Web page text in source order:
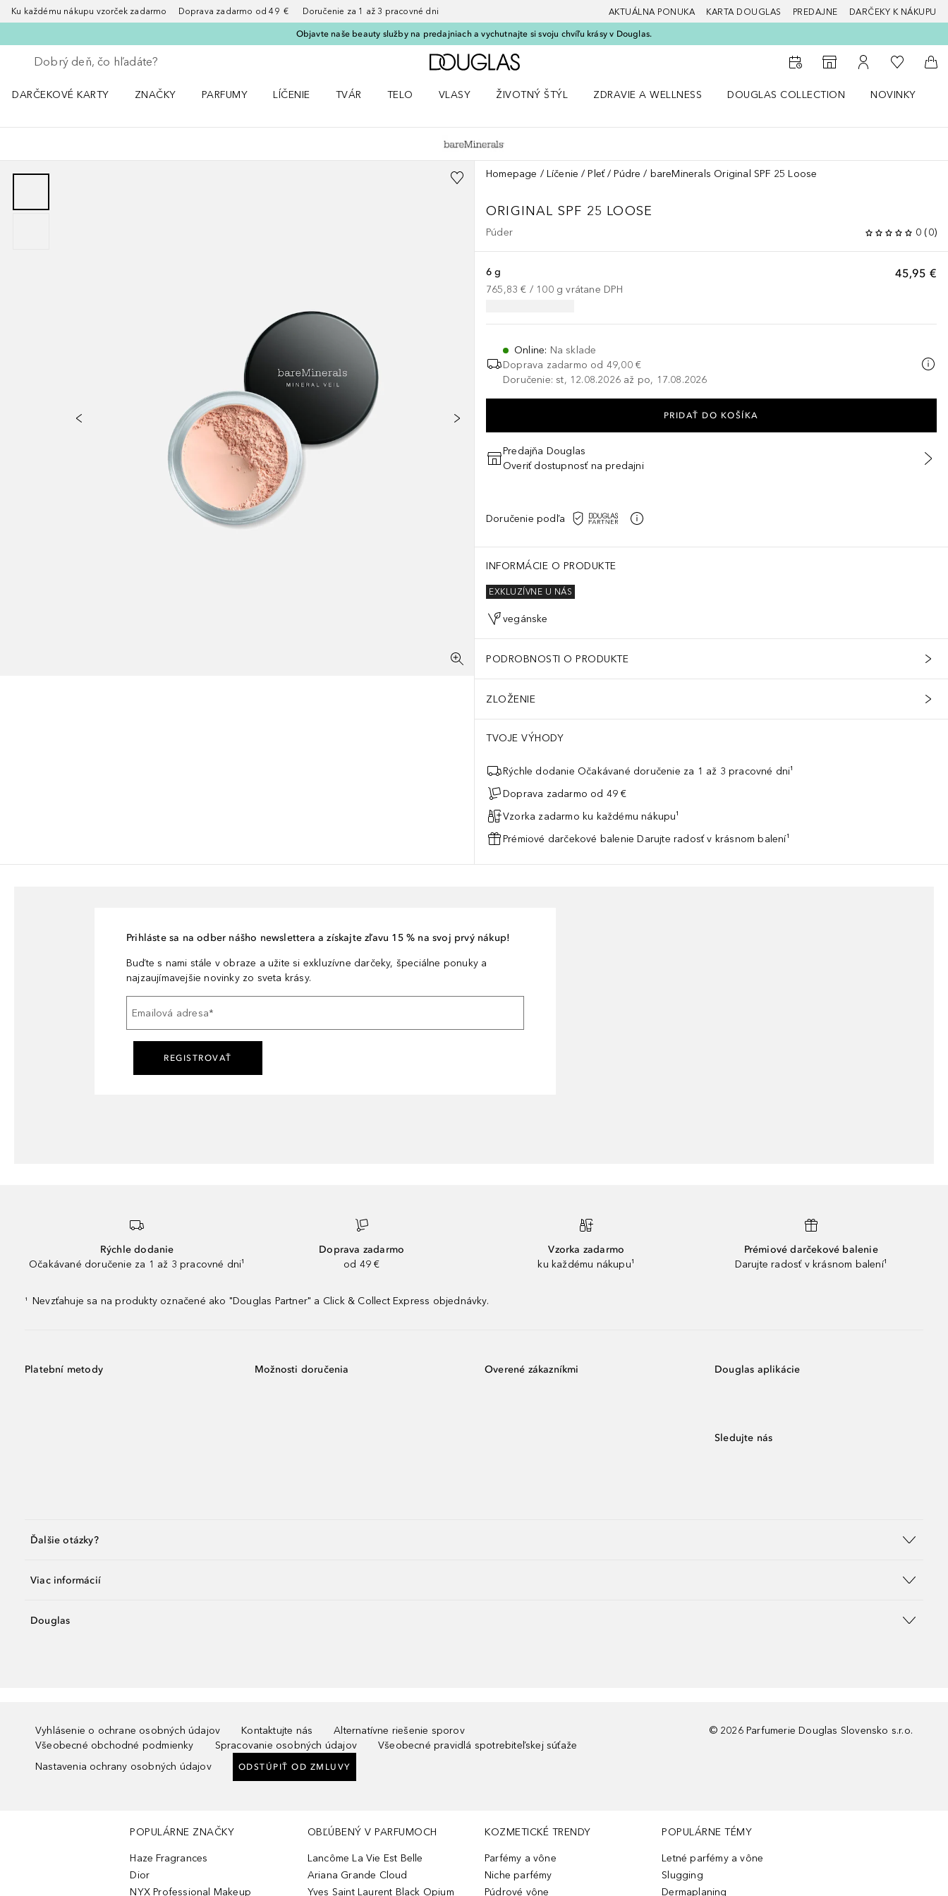
Ku každému nákupu vzorček zadarmo Doprava zadarmo od 49 € Doručenie za 1 až 3 pracovné dni AKTUÁLNA PONUKA KARTA DOUGLAS PREDAJNE DARČEKY K NÁKUPU
Objavte naše beauty služby na predajniach a vychutnajte si svoju chvíľu krásy v Douglas.
Choď späť
Vykonajte vyhľadávanie
Domov
Do vyhľadávača predajní
Do môjho účtu
Do môjho
Do
DARČEKOVÉ KARTY
ZNAČKY
PARFUMY
LÍČENIE
TVÁR
TELO
VLASY
ŽIVOTNÝ ŠTÝL
ZDRAVIE A WELLNESS
DOUGLAS COLLECTION
NOVINKY
Homepage Líčenie Pleť Púdre bareMinerals Original SPF 25 Loose
ORIGINAL SPF 25 LOOSE
Púder 0 (0)
45,95 €
6 g
765,83 € / 100 g vrátane DPH
Online: Na sklade
Doprava zadarmo od 49,00 €
Doručenie: st, 12.08.2026 až po, 17.08.2026
PRIDAŤ DO KOŠÍKA
Predajňa Douglas
Overiť dostupnosť na predajni
Doručenie podľa
INFORMÁCIE O PRODUKTE
EXKLUZÍVNE U NÁS
vegánske
PODROBNOSTI O PRODUKTE
ZLOŽENIE
TVOJE VÝHODY
Rýchle dodanie Očakávané doručenie za 1 až 3 pracovné dni¹
Doprava zadarmo od 49 €
Vzorka zadarmo ku každému nákupu¹
Prémiové darčekové balenie Darujte radosť v krásnom balení¹
Prihláste sa na odber nášho newslettera a získajte zľavu 15 % na svoj prvý nákup!
Buďte s nami stále v obraze a užite si exkluzívne darčeky, špeciálne ponuky a
najzaujímavejšie novinky zo sveta krásy.
Emailová adresa*
REGISTROVAŤ
Rýchle dodanie
Očakávané doručenie za 1 až 3 pracovné dni¹
Doprava zadarmo
od 49 €
Vzorka zadarmo
ku každému nákupu¹
Prémiové darčekové balenie
Darujte radosť v krásnom balení¹
¹ Nevzťahuje sa na produkty označené ako "Douglas Partner" a Click & Collect Express objednávky.
Platební metody Možnosti doručenia Overené zákazníkmi Douglas aplikácie
Sledujte nás
Ďalšie otázky?
Viac informácií
Douglas
Vyhlásenie o ochrane osobných údajov Kontaktujte nás
Alternatívne riešenie sporov
Všeobecné obchodné podmienky
Spracovanie osobných údajov
Všeobecné pravidlá spotrebiteľskej súťaže
Nastavenia ochrany osobných údajov
ODSTÚPIŤ OD ZMLUVY
© 2026 Parfumerie Douglas Slovensko s.r.o.
POPULÁRNE ZNAČKY
Haze Fragrances
Dior
NYX Professional Makeup
OBĽÚBENÝ V PARFUMOCH
Lancôme La Vie Est Belle
Ariana Grande Cloud
Yves Saint Laurent Black Opium
KOZMETICKÉ TRENDY
Parfémy a vône
Niche parfémy
Púdrové vône
POPULÁRNE TÉMY
Letné parfémy a vône
Slugging
Dermaplaning